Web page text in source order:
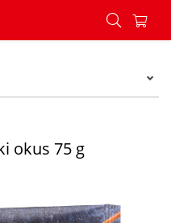
okus 75 g - Konzum
okus 75 g